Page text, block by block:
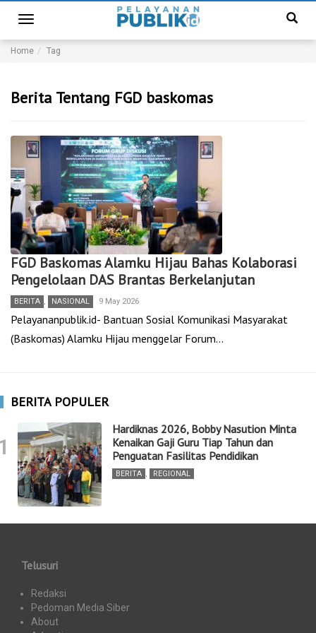
Toggle
navigation
Home Tag
Berita Tentang FGD baskomas
FGD Baskomas Alamku Hijau Bahas Kolaborasi
Pengelolaan DAS Brantas Berkelanjutan
BERITA , NASIONAL 9 May 2026
Pelayananpublik.id- Bantuan Sosial Komunikasi Masyarakat
(Baskomas) Alamku Hijau menggelar Forum…
BERITA POPULER
Hardiknas 2026, Bobby Nasution Minta
Kenaikan Gaji Guru Tiap Tahun dan
Penguatan Fasilitas Pendidikan
BERITA , REGIONAL
Telusuri
Redaksi
Pedoman Media Siber
About